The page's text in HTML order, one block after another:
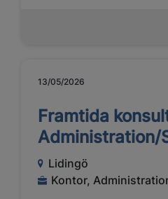
13/05/2026
Framtida
Administration/
Lidingö
Kontor,